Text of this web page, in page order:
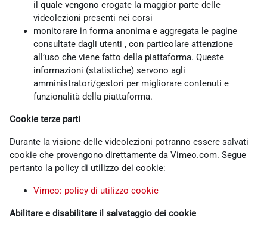
il quale vengono erogate la maggior parte delle
videolezioni presenti nei corsi
monitorare in forma anonima e aggregata le pagine
consultate dagli utenti , con particolare attenzione
all’uso che viene fatto della piattaforma. Queste
informazioni (statistiche) servono agli
amministratori/gestori per migliorare contenuti e
funzionalità della piattaforma.
Cookie terze parti
Durante la visione delle videolezioni potranno essere salvati
cookie che provengono direttamente da Vimeo.com. Segue
pertanto la policy di utilizzo dei cookie:
Vimeo: policy di utilizzo cookie
Abilitare e disabilitare il salvataggio dei cookie